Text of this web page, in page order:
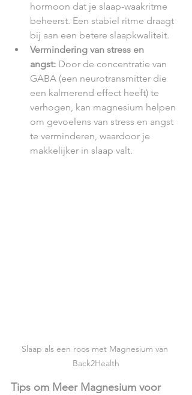
hormoon dat je slaap-waakritme
beheerst. Een stabiel ritme draagt
bij aan een betere slaapkwaliteit.
Vermindering van stress en
angst: Door de concentratie van
GABA (een neurotransmitter die
een kalmerend effect heeft) te
verhogen, kan magnesium helpen
om gevoelens van stress en angst
te verminderen, waardoor je
makkelijker in slaap valt.
Slaap als een roos met Magnesium van
Back2Health
Tips om Meer Magnesium voor